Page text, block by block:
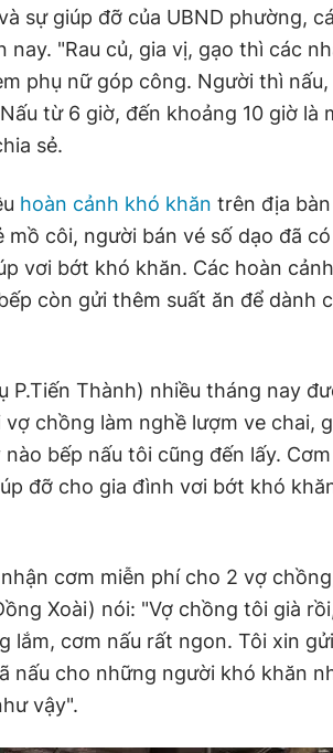
sự giúp đỡ của UBND phường,
"Rau củ, gia vị, gạo thì các
phụ nữ góp công. Người thì
từ 6 giờ, đến khoảng 10 giờ là
sẻ.
hoàn cảnh khó khăn trên địa bàn
côi, người bán vé số dạo đã có
vơi bớt khó khăn. Các hoàn
còn gửi thêm suất ăn để dành
P.Tiến Thành) nhiều tháng nay
chồng làm nghề lượm ve chai,
bếp nấu tôi cũng đến lấy.
đỡ cho gia đình vơi bớt khó
cơm miễn phí cho 2 vợ
Xoài) nói: "Vợ chồng tôi già
lắm, cơm nấu rất ngon. Tôi xin
nấu cho những người khó khăn
vậy".